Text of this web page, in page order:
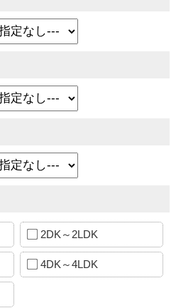
2DK～2LDK
4DK～4LDK